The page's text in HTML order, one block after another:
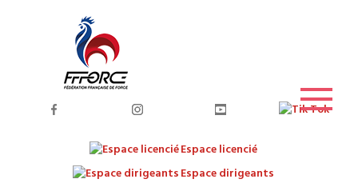
Espace licencié
Espace dirigeants